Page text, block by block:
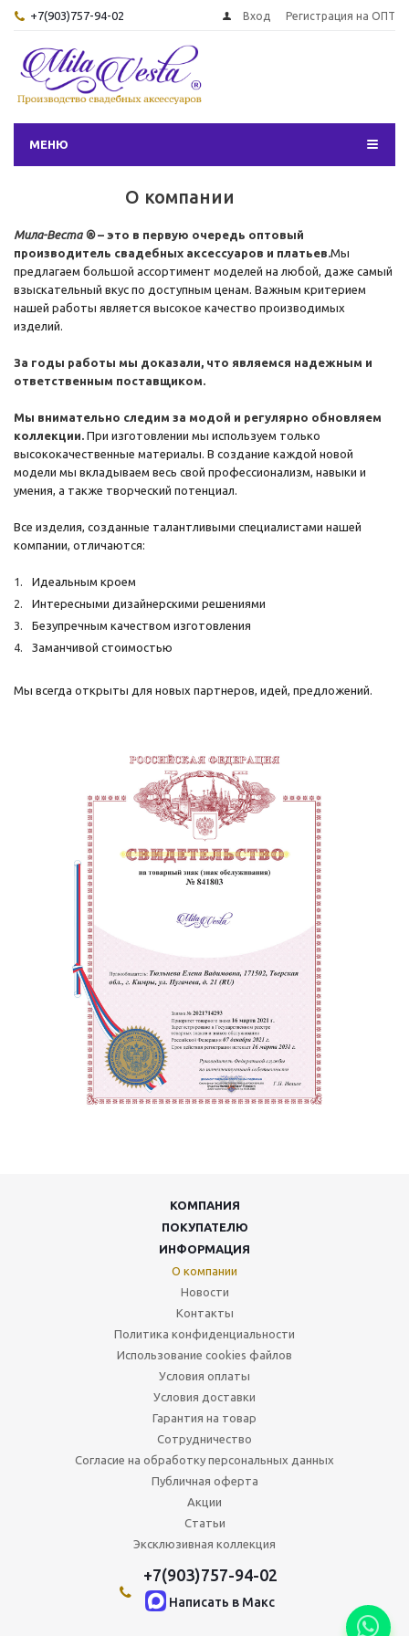
+7(903)757-94-02 Вход Регистрация на ОПТ
МЕНЮ
О компании
Мила-Веста ®– это в первую очередь оптовый
производитель свадебных аксессуаров и платьев.Мы
предлагаем большой ассортимент моделей на любой, даже самый
взыскательный вкус по доступным ценам. Важным критерием
нашей работы является высокое качество производимых
изделий.
За годы работы мы доказали, что являемся надежным и
ответственным поставщиком.
Мы внимательно следим за модой и регулярно обновляем
коллекции. При изготовлении мы используем только
высококачественные материалы. В создание каждой новой
модели мы вкладываем весь свой профессионализм, навыки и
умения, а также творческий потенциал.
Все изделия, созданные талантливыми специалистами нашей
компании, отличаются:
Идеальным кроем
Интересными дизайнерскими решениями
Безупречным качеством изготовления
Заманчивой стоимостью
Мы всегда открыты для новых партнеров, идей, предложений.
КОМПАНИЯ
ПОКУПАТЕЛЮ
ИНФОРМАЦИЯ
О компании
Новости
Контакты
Политика конфиденциальности
Использование cookies файлов
Условия оплаты
Условия доставки
Гарантия на товар
Сотрудничество
Согласие на обработку персональных данных
Публичная оферта
Акции
Статьи
Эксклюзивная коллекция
+7(903)757-94-02
Написать в Maкс